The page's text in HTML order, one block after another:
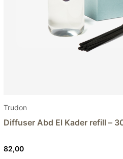
Trudon
Diffuser Figuerie refill – 300 ml
82,00